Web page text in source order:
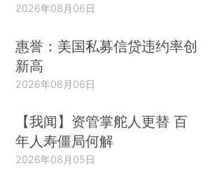
2026年08月06日
惠誉：美国私募信贷违约率创
新高
2026年08月06日
【我闻】资管掌舵人更替 百
年人寿僵局何解
2026年08月05日